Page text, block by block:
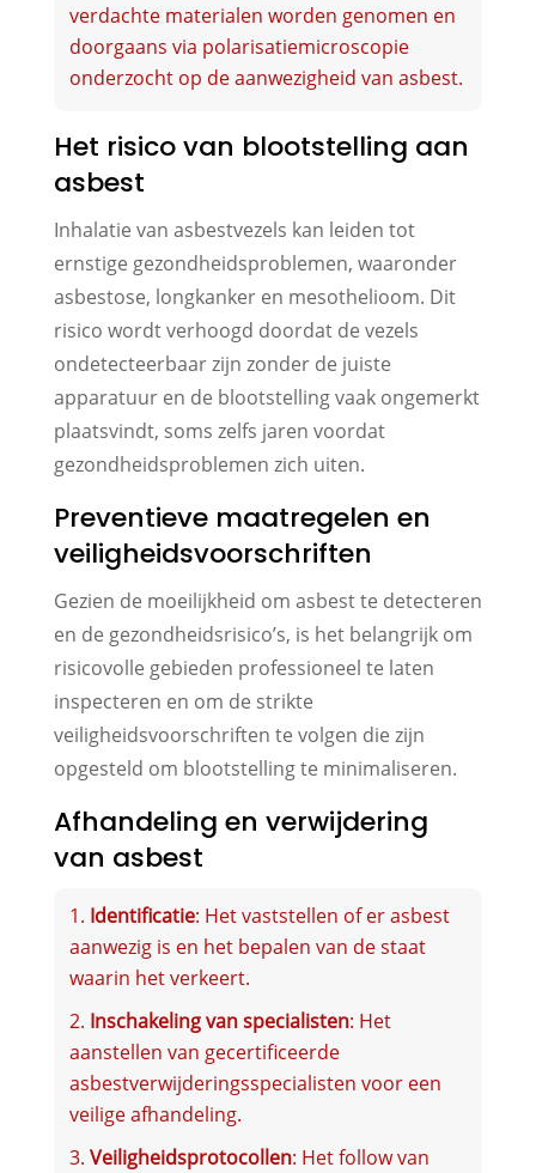
verdachte materialen worden genomen en
doorgaans via polarisatiemicroscopie
onderzocht op de aanwezigheid van asbest.
Het risico van blootstelling aan
asbest
Inhalatie van asbestvezels kan leiden tot
ernstige gezondheidsproblemen, waaronder
asbestose, longkanker en mesothelioom. Dit
risico wordt verhoogd doordat de vezels
ondetecteerbaar zijn zonder de juiste
apparatuur en de blootstelling vaak ongemerkt
plaatsvindt, soms zelfs jaren voordat
gezondheidsproblemen zich uiten.
Preventieve maatregelen en
veiligheidsvoorschriften
Gezien de moeilijkheid om asbest te detecteren
en de gezondheidsrisico’s, is het belangrijk om
risicovolle gebieden professioneel te laten
inspecteren en om de strikte
veiligheidsvoorschriften te volgen die zijn
opgesteld om blootstelling te minimaliseren.
Afhandeling en verwijdering
van asbest
Identificatie: Het vaststellen of er asbest
aanwezig is en het bepalen van de staat
waarin het verkeert.
Inschakeling van specialisten: Het
aanstellen van gecertificeerde
asbestverwijderingsspecialisten voor een
veilige afhandeling.
Veiligheidsprotocollen: Het follow van